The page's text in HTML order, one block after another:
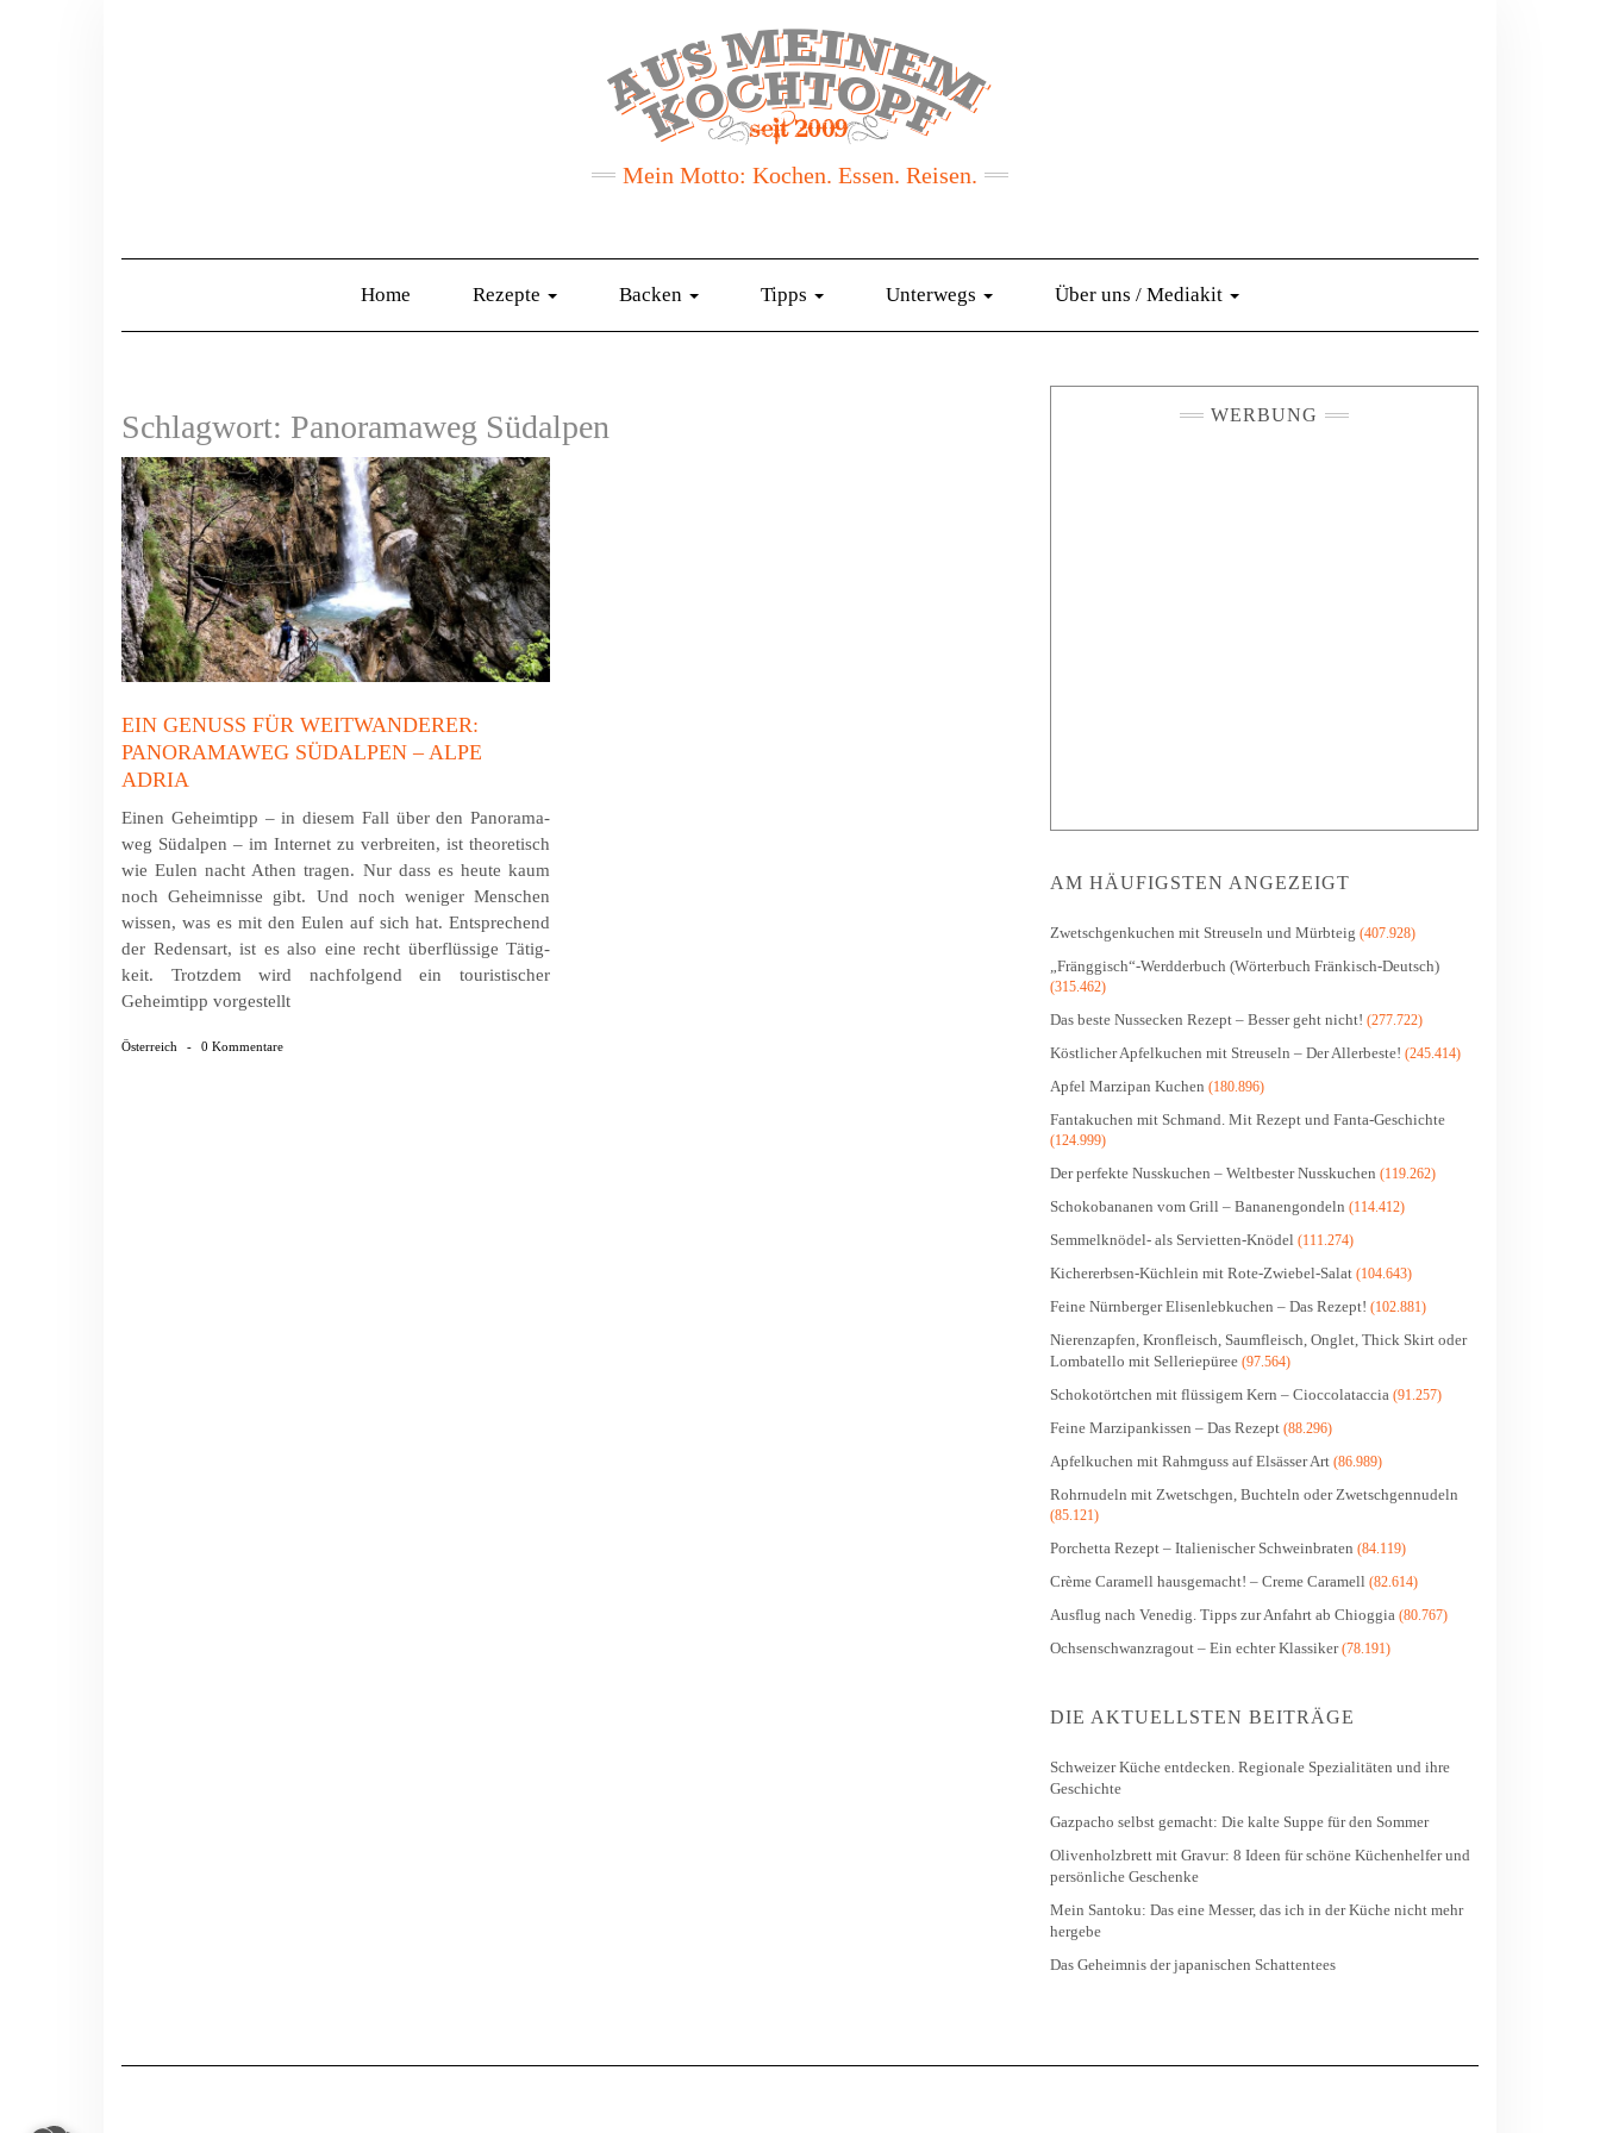
Mein Motto: Kochen. Essen. Reisen.
Home Rezepte Backen Tipps Unterwegs Über uns / Mediakit
Schlagwort: Panoramaweg Südalpen
EIN GENUSS FÜR WEITWANDERER:
PANORAMAWEG SÜDALPEN – ALPE
ADRIA
Einen Geheimtipp – in diesem Fall über den Pano­rama­
weg Südalpen – im Internet zu verbreiten, ist theoretisch
wie Eulen nacht Athen tragen. Nur dass es heute kaum
noch Geheim­nisse gibt. Und noch weniger Menschen
wissen, was es mit den Eulen auf sich hat. Ent­sprechend
der Redens­art, ist es also eine recht überflüssige Tätig­
keit. Trotz­dem wird nach­folgend ein touristischer
Geheimtipp vorgestellt
Österreich - 0 Kommentare
WERBUNG
AM HÄUFIGSTEN ANGEZEIGT
Zwetschgenkuchen mit Streuseln und Mürbteig (407.928)
„Fränggisch“-Werdderbuch (Wörterbuch Fränkisch-Deutsch)
(315.462)
Das beste Nussecken Rezept – Besser geht nicht! (277.722)
Köstlicher Apfelkuchen mit Streuseln – Der Allerbeste! (245.414)
Apfel Marzipan Kuchen (180.896)
Fantakuchen mit Schmand. Mit Rezept und Fanta-Geschichte
(124.999)
Der perfekte Nusskuchen – Weltbester Nusskuchen (119.262)
Schokobananen vom Grill – Bananengondeln (114.412)
Semmelknödel- als Servietten-Knödel (111.274)
Kichererbsen-Küchlein mit Rote-Zwiebel-Salat (104.643)
Feine Nürnberger Elisenlebkuchen – Das Rezept! (102.881)
Nierenzapfen, Kronfleisch, Saumfleisch, Onglet, Thick Skirt oder
Lombatello mit Selleriepüree (97.564)
Schokotörtchen mit flüssigem Kern – Cioccolataccia (91.257)
Feine Marzipankissen – Das Rezept (88.296)
Apfelkuchen mit Rahmguss auf Elsässer Art (86.989)
Rohrnudeln mit Zwetschgen, Buchteln oder Zwetschgennudeln
(85.121)
Porchetta Rezept – Italienischer Schweinbraten (84.119)
Crème Caramell hausgemacht! – Creme Caramell (82.614)
Ausflug nach Venedig. Tipps zur Anfahrt ab Chioggia (80.767)
Ochsenschwanzragout – Ein echter Klassiker(78.191)
DIE AKTUELLSTEN BEITRÄGE
Schweizer Küche entdecken. Regionale Spezialitäten und ihre
Geschichte
Gazpacho selbst gemacht: Die kalte Suppe für den Sommer
Olivenholzbrett mit Gravur: 8 Ideen für schöne Küchenhelfer und
persönliche Geschenke
Mein Santoku: Das eine Messer, das ich in der Küche nicht mehr
hergebe
Das Geheimnis der japanischen Schattentees